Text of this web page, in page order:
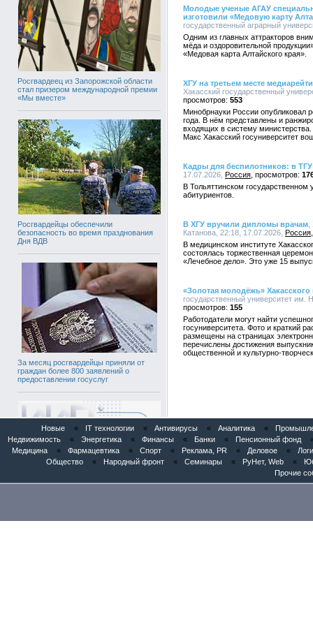
Росгвардеец из Запорожской области
стал призером международной премии
«Мы вместе»
Росгвардейцы обеспечили
безопасность во время празднования
Дня ВДВ
За месяц росгвардейцы приняли от
граждан более 800 заявлений о
предоставлении госуслуг
Молодые ученые АГАУ
изготовили «Медовую карту
государственный аграрный
Одним из главных аттракторов
мёда и оздоровительной
«Медовая карта Алтайского края».
ХГУ на третьем месте
Хакасский государственный
553
Минобрнауки России опубликовал
года. В нём представлены и
входящих в систему
Макс Хакасский госуниверситет
Кадры для беспилотников: в
17.07.2026, Россия
В Тольяттинском
абитуриентов.
В ХГУ вручили дипломы врачам
Катанова, 22:18, 17.07.2026, Россия
В медицинском институте
состоялась торжественная
«Лечебное дело». Это уже 15
«Золотая молодёжь» Хакасского
государственный университет им.
155
Работодатели могут найти
госуниверситета. Фото и краткий
размещены на страницах
перечислены достижения
общественной и культурно-
Новые « IT технологии « Антивирусы « Аналитика «
Недвижимость
« Энергетика « Финансы « Банки « Пенсионный фонд
Медицина
« Фармацевтика « Спорт « Реклама, PR « Деловое «
Общество
« Народный фронт « Семинары « РуНет, Web «
Прочие